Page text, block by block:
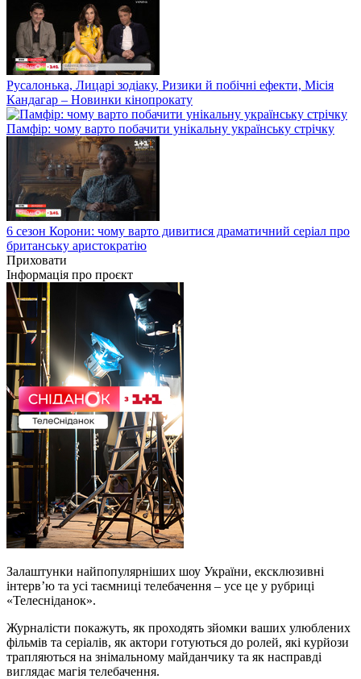
Русалонька, Лицарі зодіаку, Ризики й побічні ефекти, Місія
Кандагар – Новинки кінопрокату
Памфір: чому варто побачити унікальну українську стрічку
6 сезон Корони: чому варто дивитися драматичний серіал про
британську аристократію
Приховати
Інформація про проєкт
Залаштунки найпопулярніших шоу України, ексклюзивні
інтерв’ю та усі таємниці телебачення – усе це у рубриці
«Телесніданок».
Журналісти покажуть, як проходять зйомки ваших улюблених
фільмів та серіалів, як актори готуються до ролей, які курйози
трапляються на знімальному майданчику та як насправді
виглядає магія телебачення.